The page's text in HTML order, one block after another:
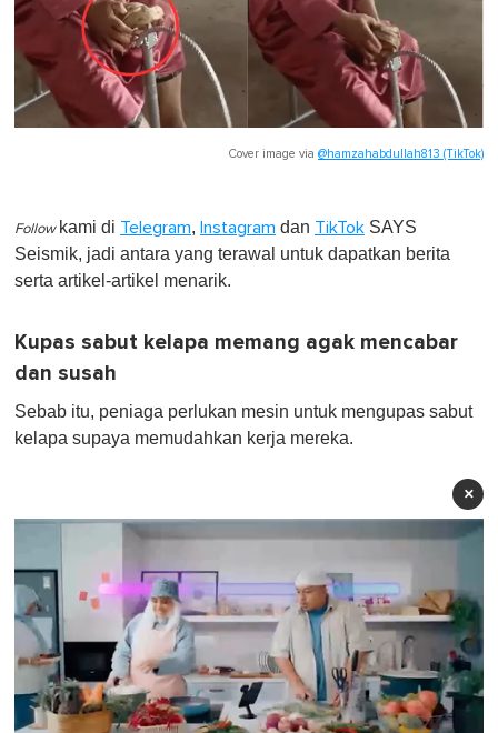
Cover image via @hamzahabdullah813 (TikTok)
Follow kami di Telegram, Instagram dan TikTok SAYS
Seismik, jadi antara yang terawal untuk dapatkan berita
serta artikel-artikel menarik.
Kupas sabut kelapa memang agak mencabar
dan susah
Sebab itu, peniaga perlukan mesin untuk mengupas sabut
kelapa supaya memudahkan kerja mereka.
×